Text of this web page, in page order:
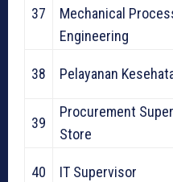
37
Mechanical
Engineering
38 Pelayanan
39
Procurement
Store
40 IT Supervisor